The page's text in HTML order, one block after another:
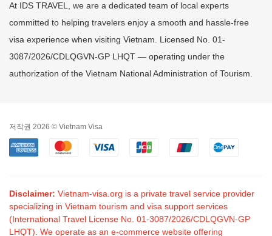
At IDS TRAVEL, we are a dedicated team of local experts
committed to helping travelers enjoy a smooth and hassle-free
visa experience when visiting Vietnam. Licensed No. 01-
3087/2026/CDLQGVN-GP LHQT — operating under the
authorization of the Vietnam National Administration of Tourism.
저작권 2026 © Vietnam Visa
Disclaimer: Vietnam-visa.org is a private travel service provider
specializing in Vietnam tourism and visa support services
(International Travel License No. 01-3087/2026/CDLQGVN-GP
LHQT). We operate as an e-commerce website offering